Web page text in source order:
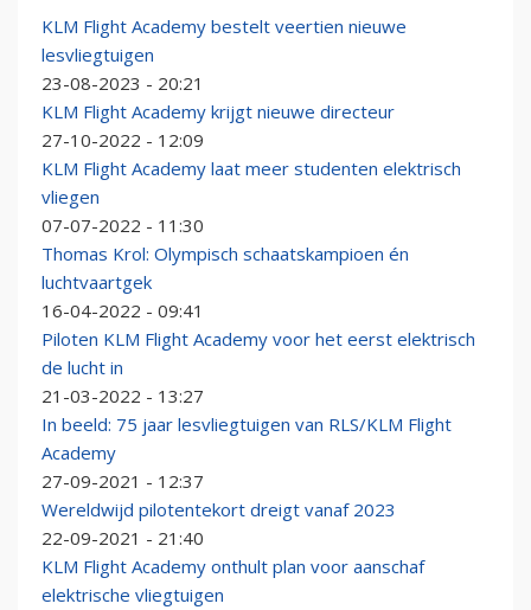
KLM Flight Academy bestelt veertien nieuwe
lesvliegtuigen
23-08-2023 - 20:21
KLM Flight Academy krijgt nieuwe directeur
27-10-2022 - 12:09
KLM Flight Academy laat meer studenten elektrisch
vliegen
07-07-2022 - 11:30
Thomas Krol: Olympisch schaatskampioen én
luchtvaartgek
16-04-2022 - 09:41
Piloten KLM Flight Academy voor het eerst elektrisch
de lucht in
21-03-2022 - 13:27
In beeld: 75 jaar lesvliegtuigen van RLS/KLM Flight
Academy
27-09-2021 - 12:37
Wereldwijd pilotentekort dreigt vanaf 2023
22-09-2021 - 21:40
KLM Flight Academy onthult plan voor aanschaf
elektrische vliegtuigen